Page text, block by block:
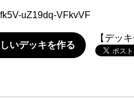
uZ19dq-VFkvVF
いデッキを作る
【デッ